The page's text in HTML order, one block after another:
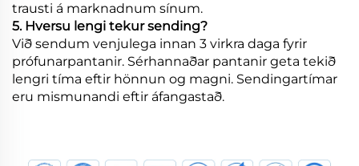
trausti á marknadnum sínum.
5. Hversu lengi tekur sending?
Við sendum venjulega innan 3 virkra daga fyrir
prófunarpantanir. Sérhannaðar pantanir geta tekið
lengri tíma eftir hönnun og magni. Sendingartímar
eru mismunandi eftir áfangastað.